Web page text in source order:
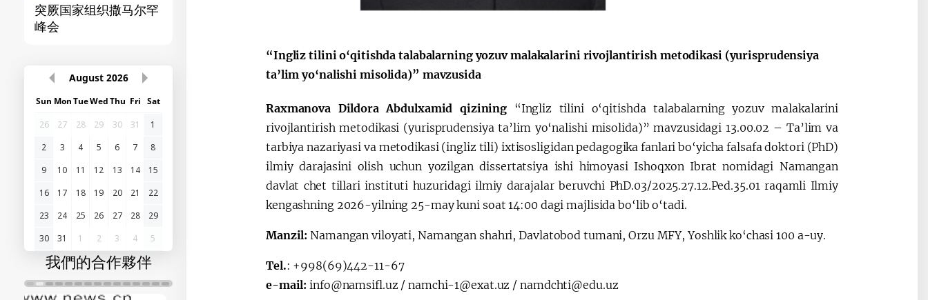
突厥国家组织撒马尔罕
峰会
宪法改革
August 2026
Sun MonTueWedThu Fri Sat
26
27 28 29 30 31
1
2
3 4 5 6 7
8
9
10 11 12 13 14
15
16
17 18 19 20 21
22
23
24 25 26 27 28
29
30
31 1 2 3 4 5
我們的合作夥伴
“Ingliz tilini o‘qitishda talabalarning yozuv malakalarini rivojlantirish metodikasi (yurisprudensiya
ta’lim yo‘nalishi misolida)” mavzusida
Raxmanova Dildora Abdulxamid qizining “Ingliz tilini o‘qitishda talabalarning yozuv malakalarini
rivojlantirish metodikasi (yurisprudensiya ta’lim yo‘nalishi misolida)” mavzusidagi 13.00.02 – Ta’lim va
tarbiya nazariyasi va metodikasi (ingliz tili) ixtisosligidan pedagogika fanlari bo‘yicha falsafa doktori (PhD)
ilmiy darajasini olish uchun yozilgan dissertatsiya ishi himoyasi Ishoqxon Ibrat nomidagi Namangan
davlat chet tillari instituti huzuridagi ilmiy darajalar beruvchi PhD.03/2025.27.12.Ped.35.01 raqamli Ilmiy
kengashning 2026-yilning 25-may kuni soat 14:00 dagi majlisida bo‘lib o‘tadi.
Manzil: Namangan viloyati, Namangan shahri, Davlatobod tumani, Orzu MFY, Yoshlik ko‘chasi 100 a-uy.
Tel.: +998(69)442-11-67
e-mail:info@namsifl.uz / namchi-1@exat.uz / namdchti@edu.uz